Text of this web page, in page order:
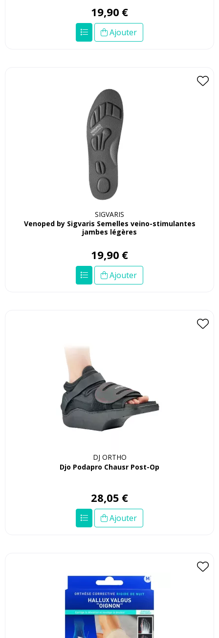
19,90 €
Ajouter
SIGVARIS
Venoped by Sigvaris Semelles veino-stimulantes
jambes légères
19,90 €
Ajouter
DJ ORTHO
Djo Podapro Chausr Post-Op
28,05 €
Ajouter